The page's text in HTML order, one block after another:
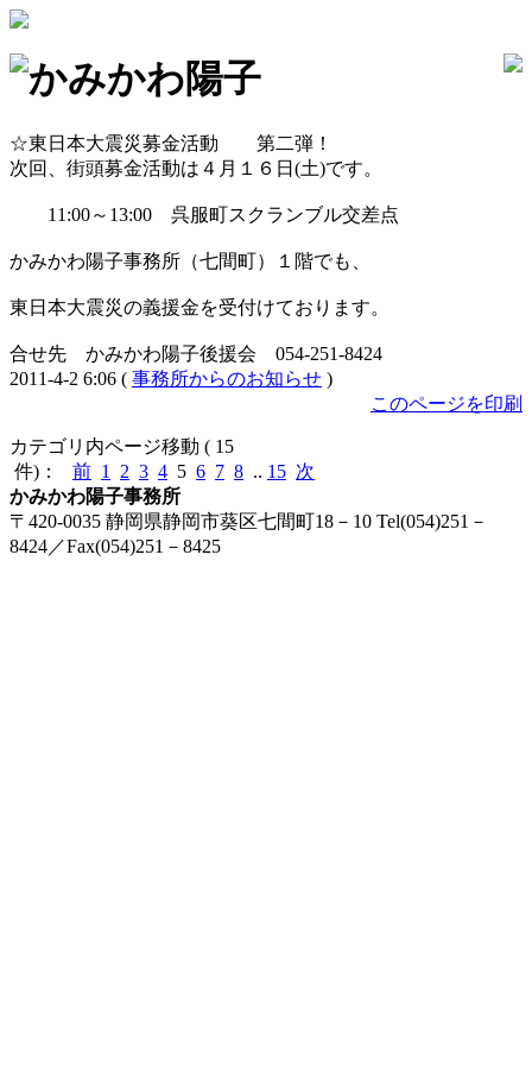
かみかわ陽子
☆東日本大震災募金活動 第二弾！
次回、街頭募金活動は４月１６日(土)です。
11:00～13:00 呉服町スクランブル交差点
かみかわ陽子事務所（七間町）１階でも、
東日本大震災の義援金を受付けております。
合せ先 かみかわ陽子後援会 054-251-8424
2011-4-2 6:06 ( 事務所からのお知らせ )
このページを印刷
カテゴリ内ページ移動 ( 15
件)： 前 1 2 3 4 5 6 7 8 .. 15 次
かみかわ陽子事務所
〒420-0035 静岡県静岡市葵区七間町18－10 Tel(054)251－
8424／Fax(054)251－8425